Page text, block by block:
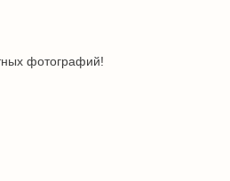
фотографий!